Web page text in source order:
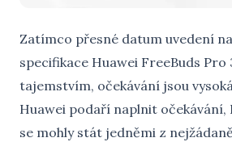
Zatímco přesné datum uvedení
specifikace Huawei FreeBuds Pro
tajemstvím, očekávání jsou
Huawei podaří naplnit očekávání,
se mohly stát jedněmi z